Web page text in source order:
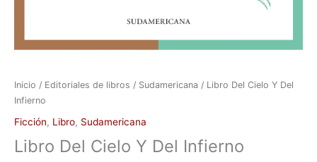
Inicio / Editoriales de libros / Sudamericana / Libro Del Cielo Y Del
Infierno
Ficción, Libro, Sudamericana
Libro Del Cielo Y Del Infierno